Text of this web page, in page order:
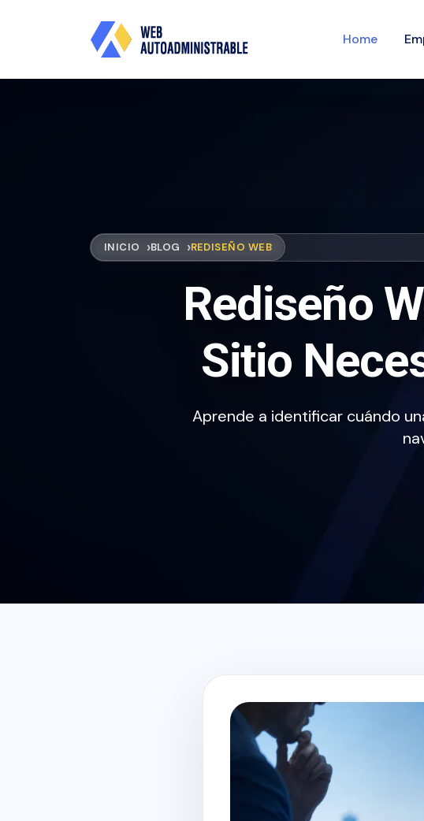
Home
INICIO BLOG REDISEÑO WEB
Rediseño
Sitio
Aprende a identificar cuándo